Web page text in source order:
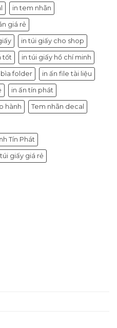
in tem nhãn
giá rẻ
in túi giấy cho shop
tốt in túi giấy hồ chí minh
bìa folder in ấn file tài liệu
in ấn tín phát
hành Tem nhãn decal
Tín Phát
giấy giá rẻ